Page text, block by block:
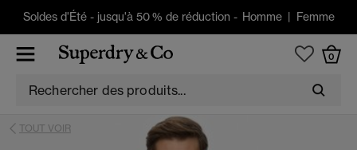
Soldes d'Été -jusqu'à 50 % de réduction - Homme| Femme
0
TOUT VOIR